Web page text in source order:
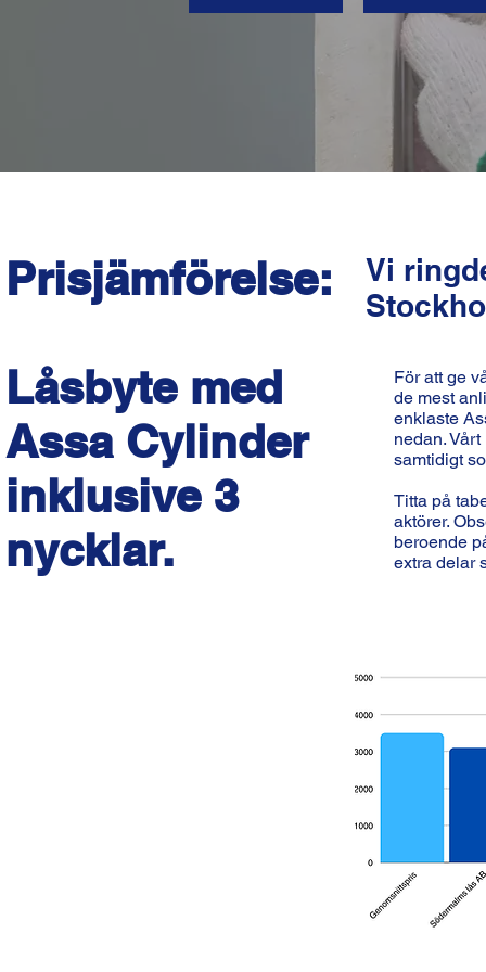
Prisjämförelse:
Låsbyte med
Assa Cylinder
inklusive 3
nycklar.
Vi
För att ge
de mest
enklaste
nedan.
samtidigt
Titta på
aktörer.
beroende
extra delar